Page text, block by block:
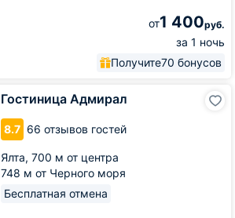
от1 400руб.
за 1 ночь
Получите70 бонусов
Гостиница Адмирал
8.7 66 отзывов гостей
Ялта, 700 м от центра
748 м от Черного моря
Бесплатная отмена